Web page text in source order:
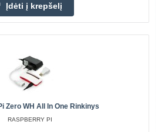
Įdėti į krepšelį
Zero WH All In One Rinkinys
RASPBERRY PI